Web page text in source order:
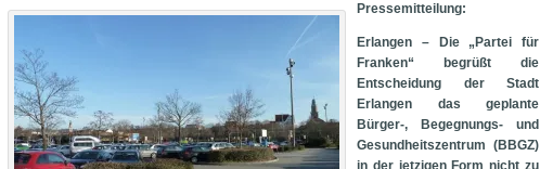
Pressemitteilung:
Erlangen – Die „Partei für
Franken“ begrüßt die
Entscheidung der Stadt
Erlangen das geplante
Bürger-, Begegnungs- und
Gesundheitszentrum (BBGZ)
in der jetzigen Form nicht zu